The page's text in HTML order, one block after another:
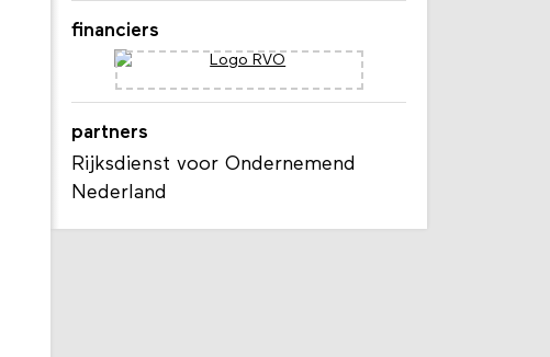
financiers
partners
Rijksdienst voor Ondernemend
Nederland